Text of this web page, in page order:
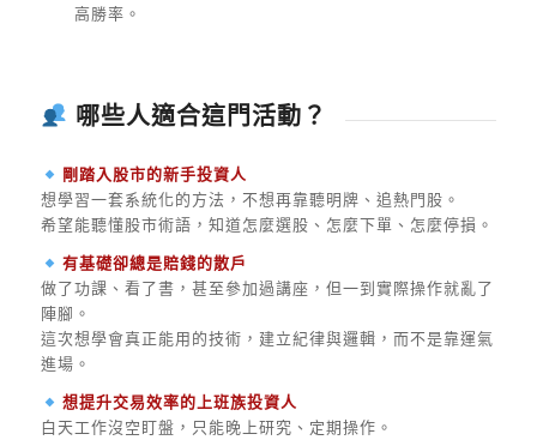
高勝率。
哪些人適合這門活動？
剛踏入股市的新手投資人
想學習一套系統化的方法，不想再靠聽明牌、追熱門股。
希望能聽懂股市術語，知道怎麼選股、怎麼下單、怎麼停損。
有基礎卻總是賠錢的散戶
做了功課、看了書，甚至參加過講座，但一到實際操作就亂了
陣腳。
這次想學會真正能用的技術，建立紀律與邏輯，而不是靠運氣
進場。
想提升交易效率的上班族投資人
白天工作沒空盯盤，只能晚上研究、定期操作。